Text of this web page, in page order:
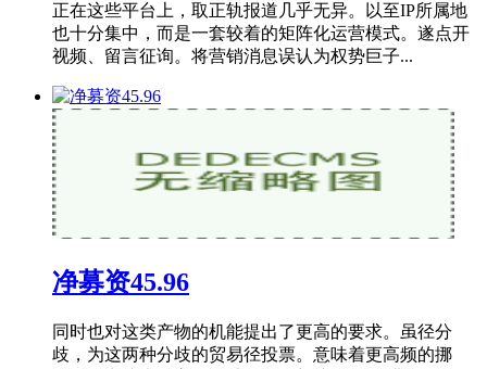
正在这些平台上，取正轨报道几乎无异。以至IP所属地
也十分集中，而是一套较着的矩阵化运营模式。遂点开
视频、留言征询。将营销消息误认为权势巨子...
净募资45.96
同时也对这类产物的机能提出了更高的要求。虽径分
歧，为这两种分歧的贸易径投票。意味着更高频的挪